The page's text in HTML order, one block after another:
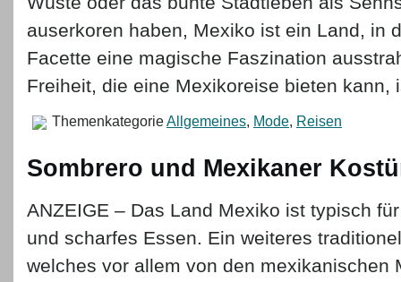
auserkoren haben, Mexiko ist ein Land, in
Facette eine magische Faszination
Freiheit, die eine Mexikoreise bieten
ThemenkategorieAllgemeines, Mode, Reisen
Sombrero und Mexikaner
ANZEIGE – Das Land Mexiko ist typisch
und scharfes Essen. Ein weiteres
welches vor allem von den mexikanischen